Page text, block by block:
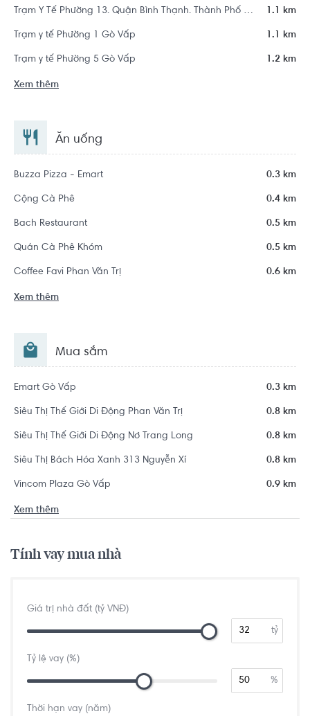
Trạm Y Tế Phường 13. Quận Bình Thạnh. Thành Phố Hồ Chí Minh 1.1 km
Trạm y tế Phường 1 Gò Vấp 1.1 km
Trạm y tế Phường 5 Gò Vấp 1.2 km
Xem thêm
Ăn uống
Buzza Pizza - Emart 0.3 km
Cộng Cà Phê 0.4 km
Bach Restaurant 0.5 km
Quán Cà Phê Khóm 0.5 km
Coffee Favi Phan Văn Trị 0.6 km
Xem thêm
Mua sắm
Emart Gò Vấp 0.3 km
Siêu Thị Thế Giới Di Động Phan Văn Trị 0.8 km
Siêu Thị Thế Giới Di Động Nơ Trang Long 0.8 km
Siêu Thị Bách Hóa Xanh 313 Nguyễn Xí 0.8 km
Vincom Plaza Gò Vấp 0.9 km
Xem thêm
Tính vay mua nhà
Giá trị nhà đất (tỷ VNĐ)
tỷ
Tỷ lệ vay (%)
%
Thời hạn vay (năm)